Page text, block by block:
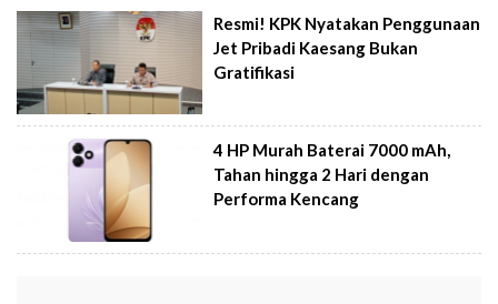
Resmi! KPK Nyatakan Penggunaan
Jet Pribadi Kaesang Bukan
Gratifikasi
4 HP Murah Baterai 7000 mAh,
Tahan hingga 2 Hari dengan
Performa Kencang